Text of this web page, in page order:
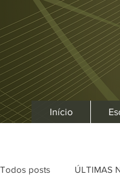
Início
Todos posts ÚLTIMAS